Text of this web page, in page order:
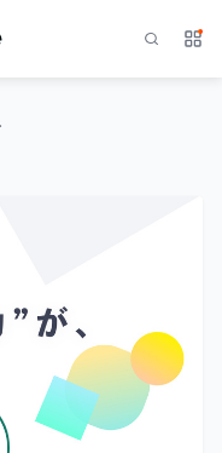
サ
ス